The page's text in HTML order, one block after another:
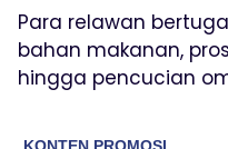
Para relawan
bahan makanan,
hingga pencucian